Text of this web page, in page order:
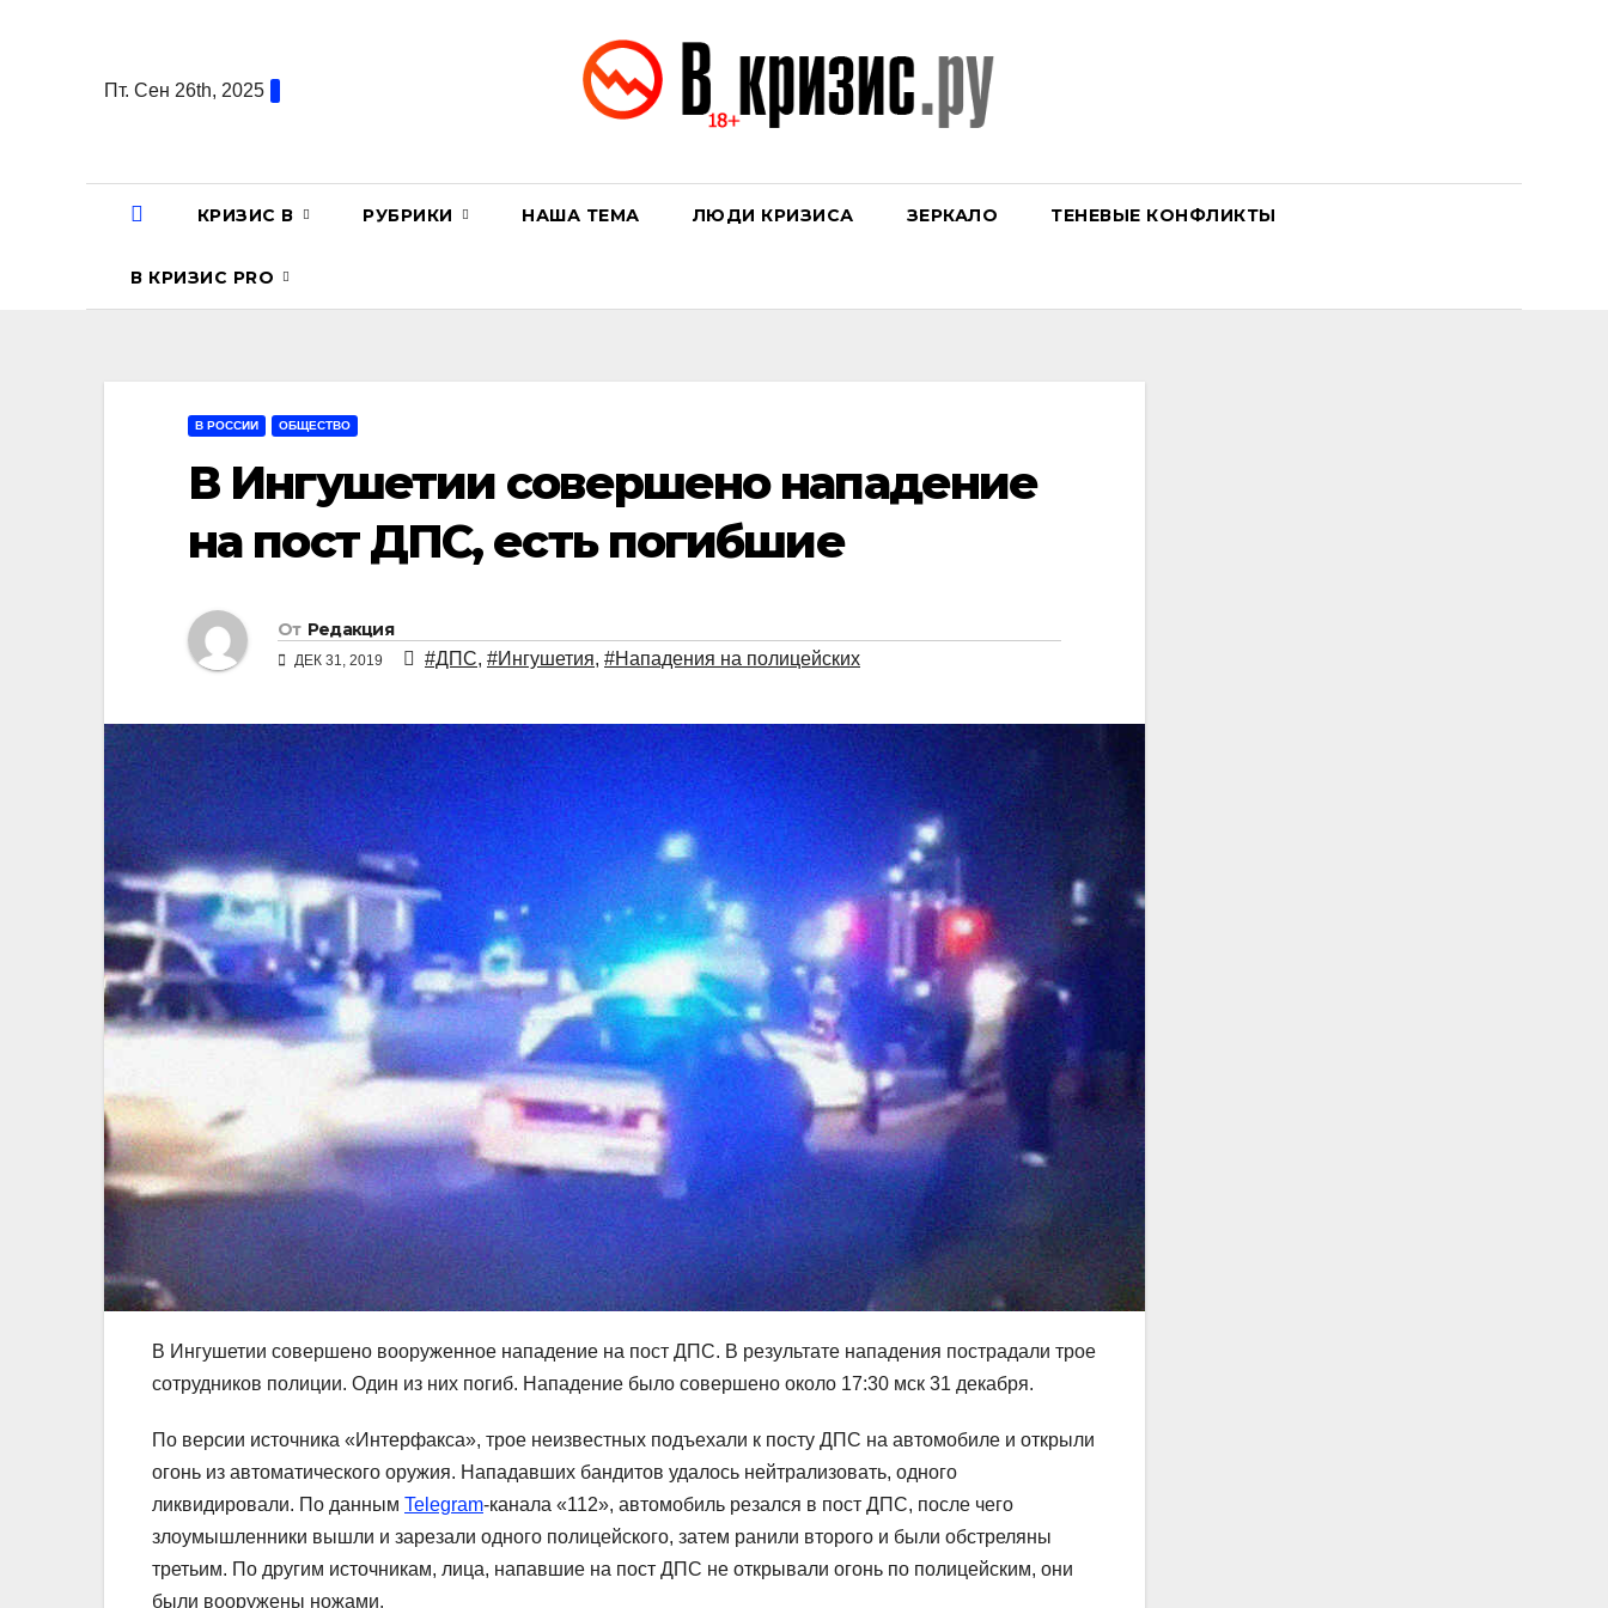
содержаниюПт. Сен 26th, 2025
КРИЗИС В РУБРИКИ НАША ТЕМА ЛЮДИ КРИЗИСА ЗЕРКАЛО ТЕНЕВЫЕ КОНФЛИКТЫ
В КРИЗИС PRO
В РОССИИ ОБЩЕСТВО
В Ингушетии совершено нападение
на пост ДПС, есть погибшие
От Редакция
ДЕК 31, 2019 #ДПС, #Ингушетия, #Нападения на полицейских
В Ингушетии совершено вооруженное нападение на пост ДПС. В результате нападения пострадали трое
сотрудников полиции. Один из них погиб. Нападение было совершено около 17:30 мск 31 декабря.
По версии источника «Интерфакса», трое неизвестных подъехали к посту ДПС на автомобиле и открыли
огонь из автоматического оружия. Нападавших бандитов удалось нейтрализовать, одного
ликвидировали. По данным Telegram-канала «112», автомобиль резался в пост ДПС, после чего
злоумышленники вышли и зарезали одного полицейского, затем ранили второго и были обстреляны
третьим. По другим источникам, лица, напавшие на пост ДПС не открывали огонь по полицейским, они
были вооружены ножами.